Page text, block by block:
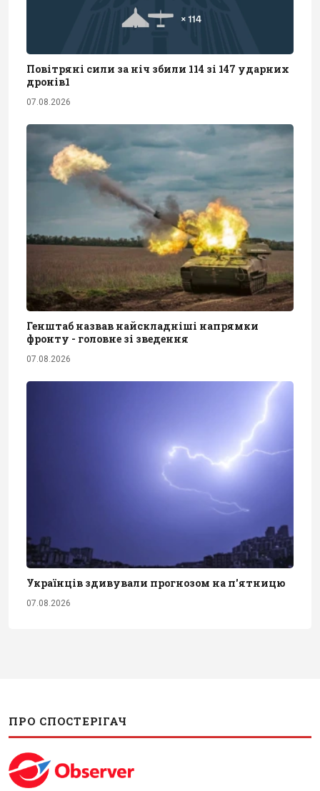
Повітряні сили за ніч збили 114 зі 147 ударних
дронів1
07.08.2026
Генштаб назвав найскладніші напрямки
фронту - головне зі зведення
07.08.2026
Українців здивували прогнозом на п'ятницю
07.08.2026
ПРО СПОСТЕРІГАЧ